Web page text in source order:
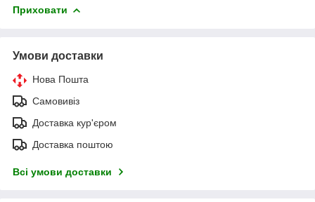
Приховати
Умови доставки
Нова Пошта
Самовивіз
Доставка кур'єром
Доставка поштою
Всі умови доставки